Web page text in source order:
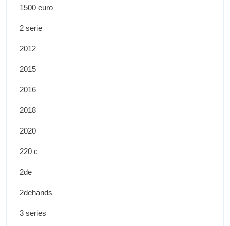
1500 euro
2 serie
2012
2015
2016
2018
2020
220 c
2de
2dehands
3 series